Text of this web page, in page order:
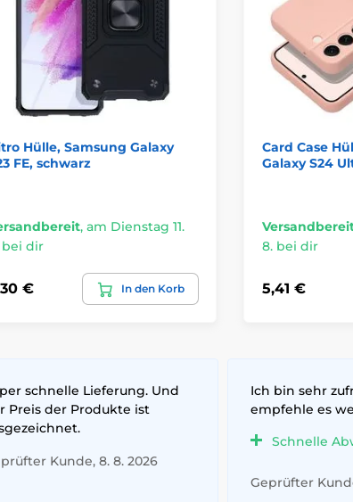
Hülle, Samsung Galaxy
FE, schwarz
, am Dienstag 11.
bei dir
€ In den Korb
Card Case
Galaxy S24
8. bei dir
5,41 €
schnelle Lieferung. Und
Preis der Produkte ist
Kunde, 8. 8. 2026
Ich bin sehr
empfehle es
Schnelle
Geprüfter